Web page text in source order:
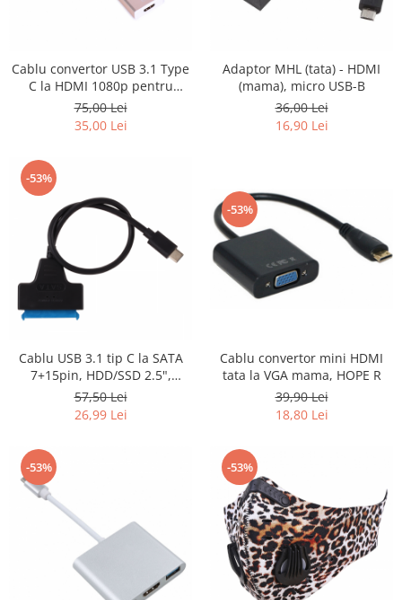
Cablu convertor USB 3.1 Type
C la HDMI 1080p pentru
Samsung, Apple MacBook,
roz-auriu
75,00 Lei
35,00 Lei
Adaptor MHL (tata) - HDMI
(mama), micro USB-B
36,00 Lei
16,90 Lei
-53%
Cablu USB 3.1 tip C la SATA
7+15pin, HDD/SSD 2.5",
lungime 10cm, HOPE R
57,50 Lei
26,99 Lei
-53%
Cablu convertor mini HDMI
tata la VGA mama, HOPE R
39,90 Lei
18,80 Lei
-53% -53%